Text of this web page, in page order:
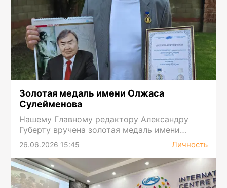
Золотая медаль имени Олжаса
Сулейменова
Нашему Главному редактору Александру
Губерту вручена золотая медаль имени
Олжаса Сулейменова
26.06.2026 15:45 Личность